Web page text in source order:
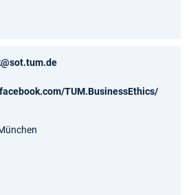
TUM.BusinessEthics/